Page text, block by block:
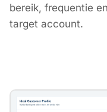
bereik, frequentie
target account.